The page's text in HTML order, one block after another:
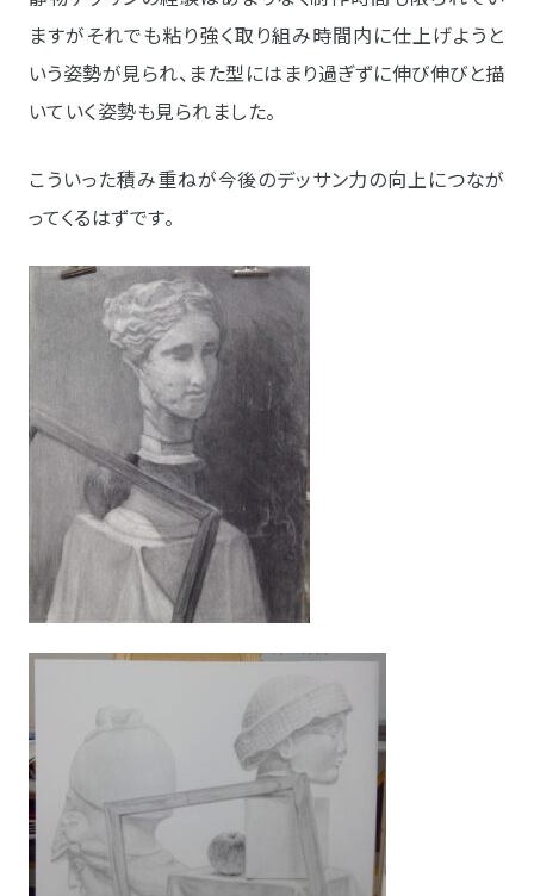
ますがそれでも粘り強く取り組み時間内に仕上げようと
いう姿勢が見られ、また型にはまり過ぎずに伸び伸びと描
いていく姿勢も見られました。
こういった積み重ねが今後のデッサン力の向上につなが
ってくるはずです。